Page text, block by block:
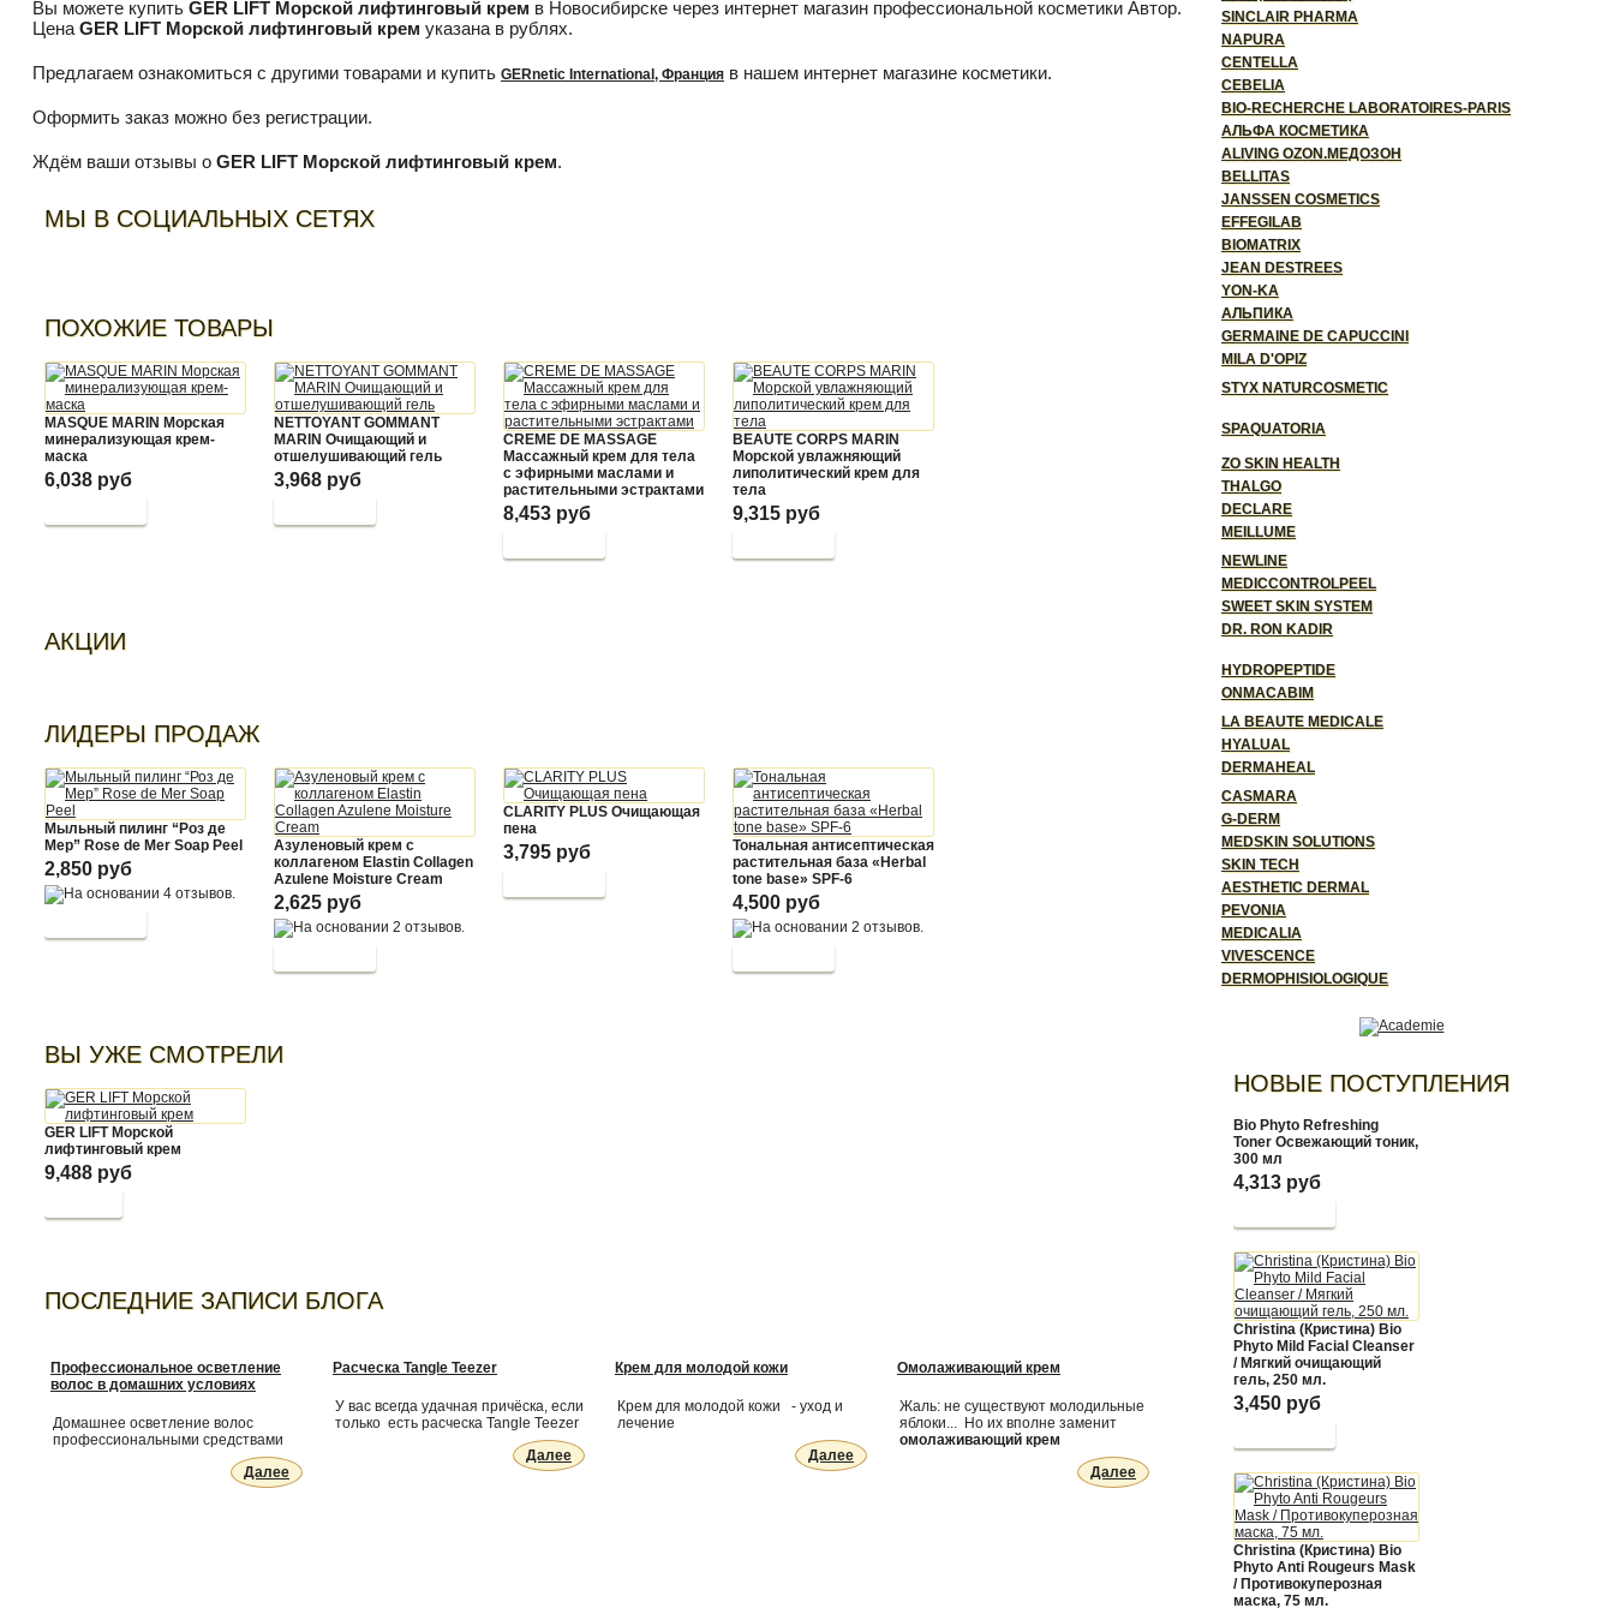
Вы можете купить GER LIFT Морской лифтинговый крем в Новосибирске через интернет магазин профессиональной косметики Автор.
Цена GER LIFT Морской лифтинговый крем указана в рублях.
Предлагаем ознакомиться с другими товарами и купить GERnetic International, Франция в нашем интернет магазине косметики.
Оформить заказ можно без регистрации.
Ждём ваши отзывы о GER LIFT Морской лифтинговый крем.
МЫ В СОЦИАЛЬНЫХ СЕТЯХ
ПОХОЖИЕ ТОВАРЫ
MASQUE MARIN Морская
минерализующая крем-
маска
6,038 руб
NETTOYANT GOMMANT
MARIN Очищающий и
отшелушивающий гель
3,968 руб
CREME DE MASSAGE
Массажный крем для тела
с эфирными маслами и
растительными эстрактами
8,453 руб
BEAUTE CORPS MARIN
Морской увлажняющий
липолитический крем для
тела
9,315 руб
АКЦИИ
ЛИДЕРЫ ПРОДАЖ
Мыльный пилинг “Роз де
Мер” Rose de Mer Soap Peel
2,850 руб
Азуленовый крем с
коллагеном Elastin Collagen
Azulene Moisture Cream
2,625 руб
CLARITY PLUS Очищающая
пена
3,795 руб
Тональная антисептическая
растительная база «Herbal
tone base» SPF-6
4,500 руб
ВЫ УЖЕ СМОТРЕЛИ
GER LIFT Морской
лифтинговый крем
9,488 руб
ПОСЛЕДНИЕ ЗАПИСИ БЛОГА
Профессиональное осветление
волос в домашних условиях
Домашнее осветление волос
профессиональными средствами
Далее
Расческа Tangle Teezer
У вас всегда удачная причёска, если
только есть расческа Tangle Teezer
Далее
Крем для молодой кожи
Крем для молодой кожи - уход и
лечение
Далее
Омолаживающий крем
Жаль: не существуют молодильные
яблоки... Но их вполне заменит
омолаживающий крем
Далее
SINCLAIR PHARMA
NAPURA
CENTELLA
CEBELIA
BIO-RECHERCHE LABORATOIRES-PARIS
АЛЬФА КОСМЕТИКА
ALIVING OZON.МЕДОЗОН
BELLITAS
JANSSEN COSMETICS
EFFEGILAB
BIOMATRIX
JEAN DESTREES
YON-KA
АЛЬПИКА
GERMAINE DE CAPUCCINI
MILA D'OPIZ
STYX NATURCOSMETIC
SPAQUATORIA
ZO SKIN HEALTH
THALGO
DECLARE
MEILLUME
NEWLINE
MEDICCONTROLPEEL
SWEET SKIN SYSTEM
DR. RON KADIR
HYDROPEPTIDE
ONMACABIM
LA BEAUTE MEDICALE
HYALUAL
DERMAHEAL
CASMARA
G-DERM
MEDSKIN SOLUTIONS
SKIN TECH
AESTHETIC DERMAL
PEVONIA
MEDICALIA
VIVESCENCE
DERMOPHISIOLOGIQUE
НОВЫЕ ПОСТУПЛЕНИЯ
Bio Phyto Refreshing
Toner Освежающий тоник,
300 мл
4,313 руб
Christina (Кристина) Bio
Phyto Mild Facial Cleanser
/ Мягкий очищающий
гель, 250 мл.
3,450 руб
Christina (Кристина) Bio
Phyto Anti Rougeurs Mask
/ Противокуперозная
маска, 75 мл.